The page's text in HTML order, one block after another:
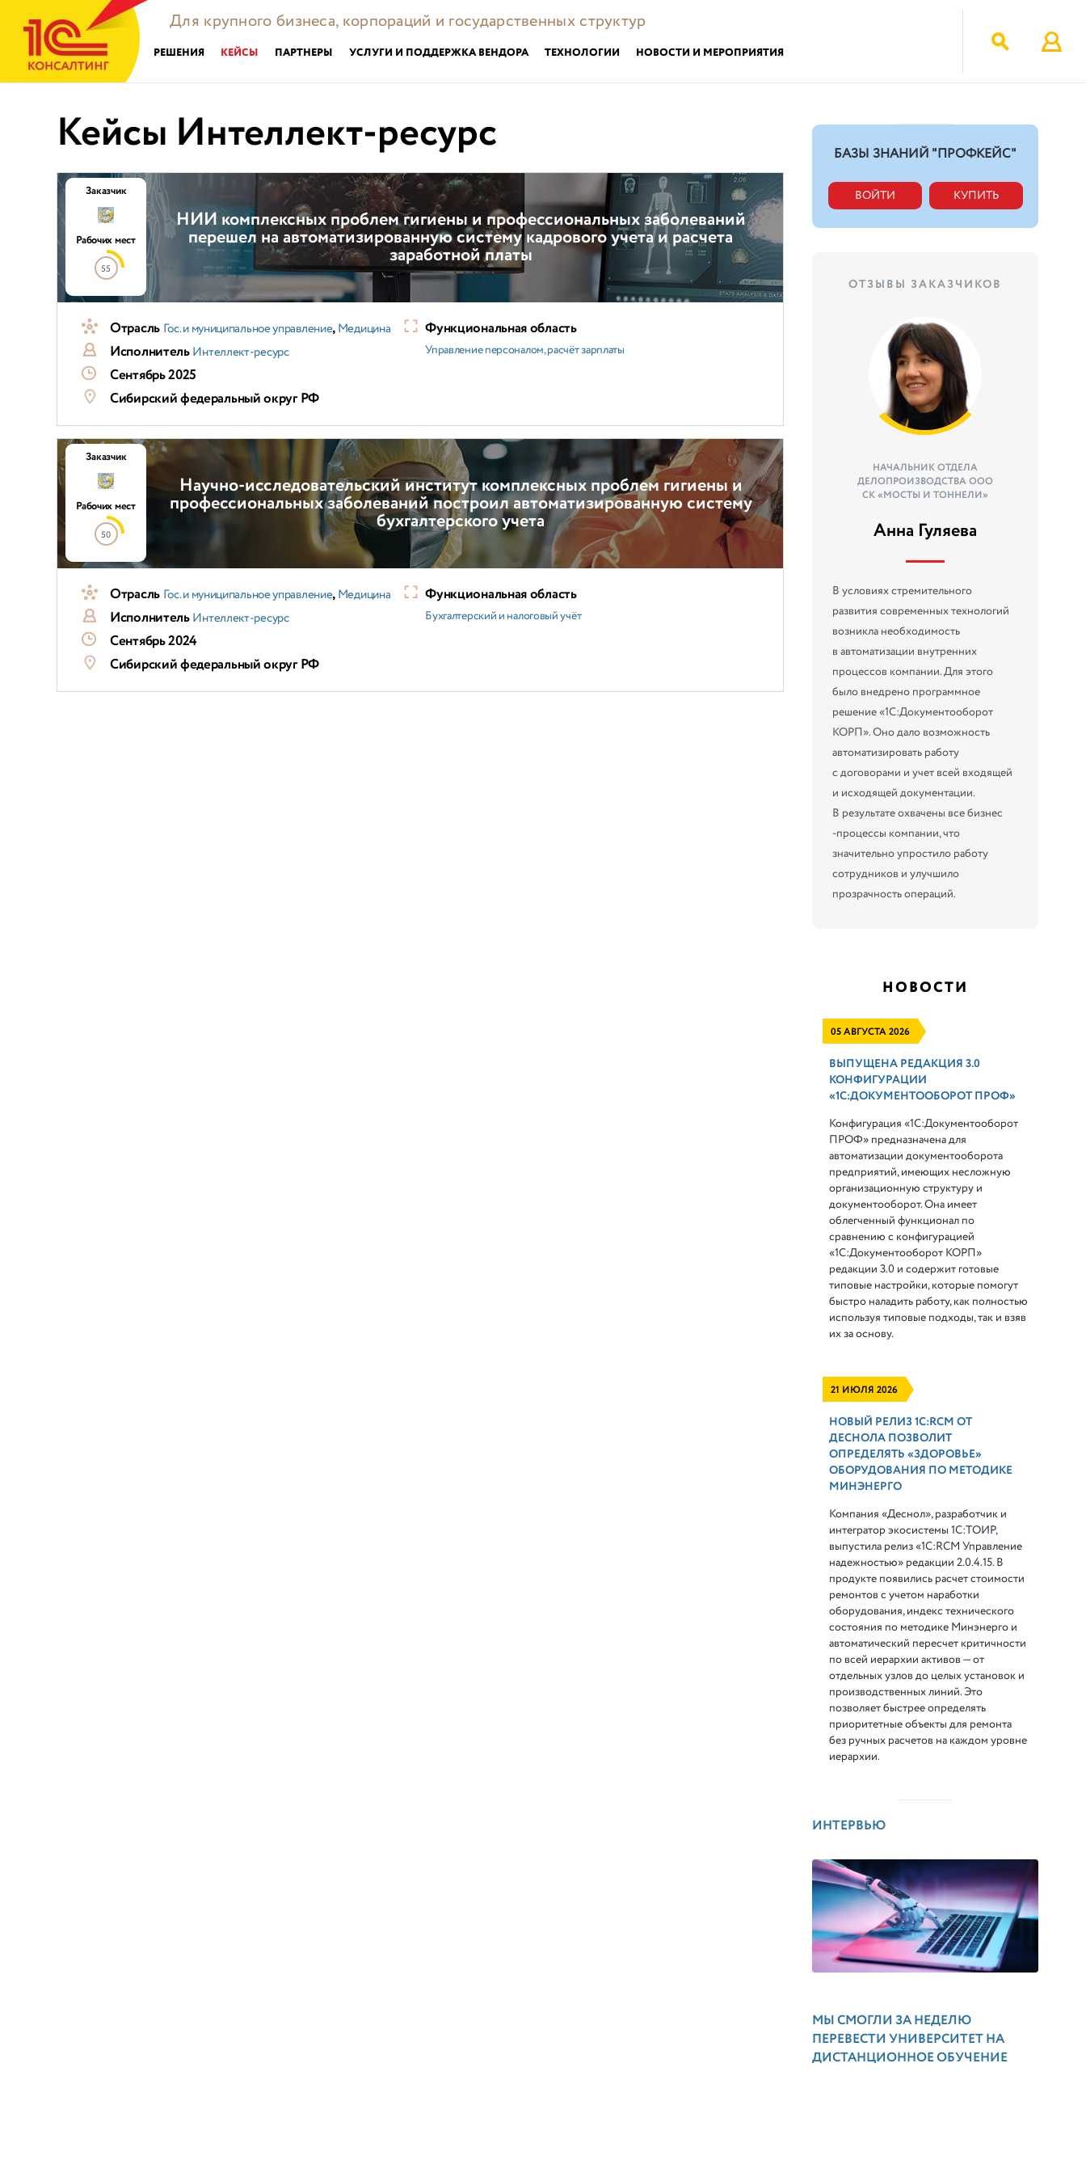
Для крупного бизнеса, корпораций и государственных структур
РЕШЕНИЯ КЕЙСЫ ПАРТНЕРЫ УСЛУГИ И ПОДДЕРЖКА ВЕНДОРА ТЕХНОЛОГИИ НОВОСТИ И МЕРОПРИЯТИЯ
Кейсы Интеллект-ресурс
НИИ комплексных проблем гигиены и профессиональных заболеваний
перешел на автоматизированную систему кадрового учета и расчета
заработной платы
Заказчик
Рабочих мест
55
Отрасль Гос. и муниципальное управление,Медицина
ИсполнительИнтеллект-ресурс
Сентябрь 2025
Сибирский федеральный округ РФ
Функциональная область
Управление персоналом, расчёт зарплаты
Научно-исследовательский институт комплексных проблем гигиены и
профессиональных заболеваний построил автоматизированную систему
бухгалтерского учета
Заказчик
Рабочих мест
50
Отрасль Гос. и муниципальное управление,Медицина
ИсполнительИнтеллект-ресурс
Сентябрь 2024
Сибирский федеральный округ РФ
Функциональная область
Бухгалтерский и налоговый учёт
БАЗЫ ЗНАНИЙ "ПРОФКЕЙС"
ВОЙТИ КУПИТЬ
ОТЗЫВЫ ЗАКАЗЧИКОВ
НАЧАЛЬНИК ОТДЕЛА
ДЕЛОПРОИЗВОДСТВА ООО
СК «МОСТЫ И ТОННЕЛИ»
Анна Гуляева
В условиях стремительного
развития современных технологий
возникла необходимость
в автоматизации внутренних
процессов компании. Для этого
было внедрено программное
решение «1С:Документооборот
КОРП». Оно дало возможность
автоматизировать работу
с договорами и учет всей входящей
и исходящей документации.
В результате охвачены все бизнес
-процессы компании, что
значительно упростило работу
сотрудников и улучшило
прозрачность операций.
НОВОСТИ
05 АВГУСТА 2026
ВЫПУЩЕНА РЕДАКЦИЯ 3.0
КОНФИГУРАЦИИ
«1С:ДОКУМЕНТООБОРОТ ПРОФ»
Конфигурация «1С:Документооборот
ПРОФ» предназначена для
автоматизации документооборота
предприятий, имеющих несложную
организационную структуру и
документооборот. Она имеет
облегченный функционал по
сравнению с конфигурацией
«1С:Документооборот КОРП»
редакции 3.0 и содержит готовые
типовые настройки, которые помогут
быстро наладить работу, как полностью
используя типовые подходы, так и взяв
их за основу.
21 ИЮЛЯ 2026
НОВЫЙ РЕЛИЗ 1С:RCM ОТ
ДЕСНОЛА ПОЗВОЛИТ
ОПРЕДЕЛЯТЬ «ЗДОРОВЬЕ»
ОБОРУДОВАНИЯ ПО МЕТОДИКЕ
МИНЭНЕРГО
Компания «Деснол», разработчик и
интегратор экосистемы 1С:ТОИР,
выпустила релиз «1С:RCM Управление
надежностью» редакции 2.0.4.15. В
продукте появились расчет стоимости
ремонтов с учетом наработки
оборудования, индекс технического
состояния по методике Минэнерго и
автоматический пересчет критичности
по всей иерархии активов — от
отдельных узлов до целых установок и
производственных линий. Это
позволяет быстрее определять
приоритетные объекты для ремонта
без ручных расчетов на каждом уровне
иерархии.
ИНТЕРВЬЮ
МЫ СМОГЛИ ЗА НЕДЕЛЮ
ПЕРЕВЕСТИ УНИВЕРСИТЕТ НА
ДИСТАНЦИОННОЕ ОБУЧЕНИЕ